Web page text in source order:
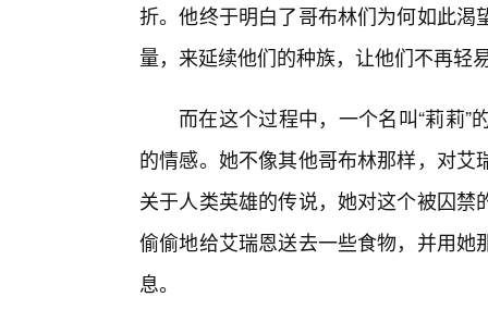
折。他终于明白了哥布林们为何如此
量，来延续他们的种族，让他们不再轻
而在这个过程中，一个名叫“莉莉
的情感。她不像其他哥布林那样，对
关于人类英雄的传说，她对这个被囚
偷偷地给艾瑞恩送去一些食物，并用
息。